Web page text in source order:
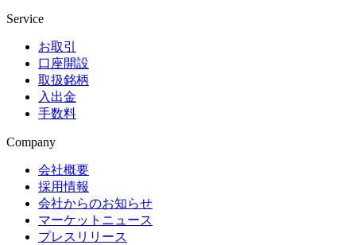
Service
お取引
口座開設
取扱銘柄
入出金
手数料
Company
会社概要
採用情報
会社からのお知らせ
マーケットニュース
プレスリリース